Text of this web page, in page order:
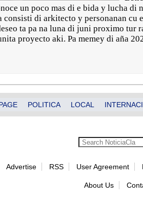
un poco mas di e bida y lucha di
consisti di arkitecto y personanan
ta pa na luna di juni proximo tur
proyecto aki. Pa memey di aña
POLITICA LOCAL
Advertise RSS User Agreement
About Us